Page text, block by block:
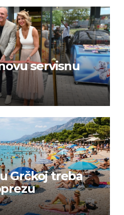
servisnu
Grčkoj treba